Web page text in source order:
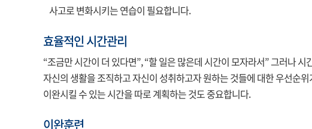
사고로 변화시키는 연습이 필요합니다.
효율적인 시간관리
“조금만 시간이 더 있다면”, “할 일은 많은데 시간이 모자라서” 그러나
자신의 생활을 조직하고 자신이 성취하고자 원하는 것들에 대한 우선순
이완시킬 수 있는 시간을 따로 계획하는 것도 중요합니다.
이완훈련